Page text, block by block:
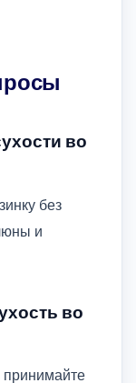
во
без
и
во
принимайте